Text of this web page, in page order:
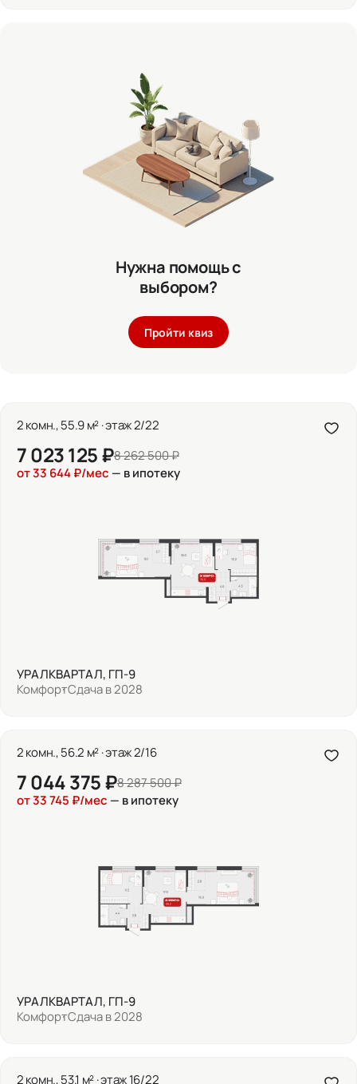
2 комн., 55.9 м² · этаж 2/22
7 023 125 ₽8 262 500 ₽
от 33 644 ₽/мес — в ипотеку
УРАЛКВАРТАЛ, ГП-9
КомфортСдача в 2028
2 комн., 56.2 м² · этаж 2/16
7 044 375 ₽8 287 500 ₽
от 33 745 ₽/мес — в ипотеку
УРАЛКВАРТАЛ, ГП-9
КомфортСдача в 2028
2 комн., 53.1 м² · этаж 16/22
Нужна помощь с
выбором?
Пройти квиз